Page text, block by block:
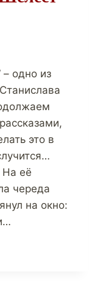
одно из
это в
случится…
её
череда
на окно: